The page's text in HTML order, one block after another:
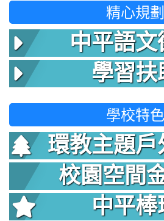
精心規劃
中平語文
學習扶
學校特色
環教主題戶
校園空間
中平棒